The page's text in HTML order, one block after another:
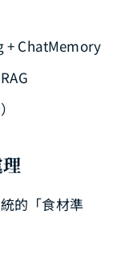
ChatMemory
的「食材準